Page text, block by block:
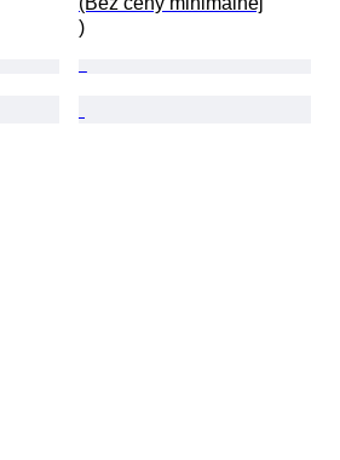
)